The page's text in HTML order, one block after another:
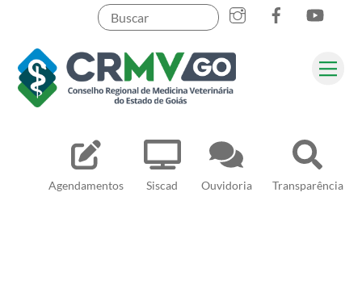
content
Agendamentos Siscad Ouvidoria Transparência
Pesquisar